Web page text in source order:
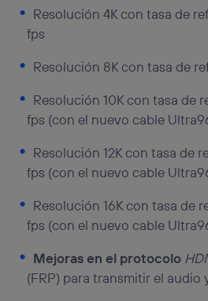
Resolución 4K con tasa de
fps
Resolución 8K con tasa de
Resolución 10K con tasa de
fps (con el nuevo cable
Resolución 12K con tasa de
fps (con el nuevo cable
Resolución 16K con tasa de
fps (con el nuevo cable
Mejoras en el protocolo
(FRP) para transmitir el audio